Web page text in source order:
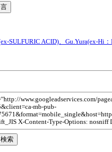
SULFURIC ACID)、Gu.Yura(ex-Hi
www.googleadservices.com/
mb-pub-
X-Content-Type-Options: